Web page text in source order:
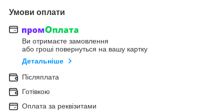
Умови оплати
Ви отримаєте замовлення
або гроші повернуться на вашу картку
Детальніше
Післяплата
Готівкою
Оплата за реквізитами